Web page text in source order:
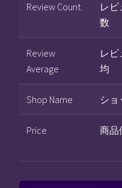
Review Count
レビ
数
Review
Average
レビ
均
Shop Name ショ
Price 商品